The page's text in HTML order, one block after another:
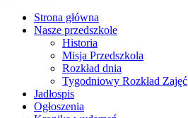
Strona główna
Nasze przedszkole
Historia
Misja Przedszkola
Rozkład dnia
Tygodniowy Rozkład Zajęć
Jadłospis
Ogłoszenia